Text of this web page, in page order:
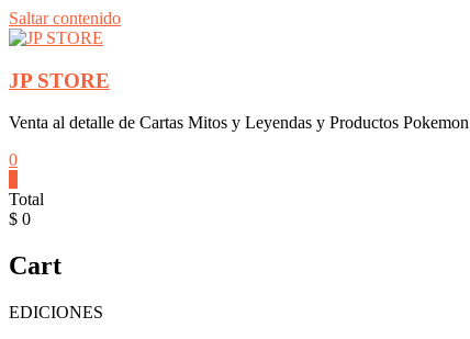
Saltar contenido
JP STORE
Venta al detalle de Cartas Mitos y Leyendas y Productos Pokemon
0
Total
$ 0
Cart
EDICIONES